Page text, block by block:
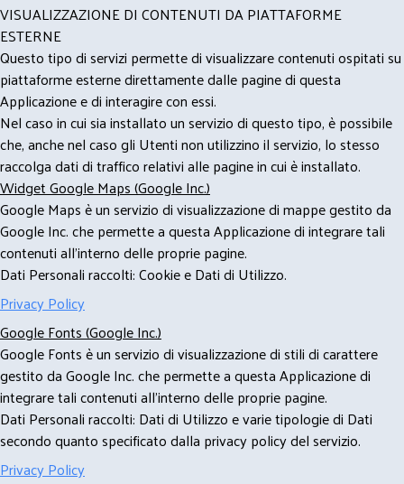
VISUALIZZAZIONE DI CONTENUTI DA PIATTAFORME
ESTERNE
Questo tipo di servizi permette di visualizzare contenuti ospitati su
piattaforme esterne direttamente dalle pagine di questa
Applicazione e di interagire con essi.
Nel caso in cui sia installato un servizio di questo tipo, è possibile
che, anche nel caso gli Utenti non utilizzino il servizio, lo stesso
raccolga dati di traffico relativi alle pagine in cui è installato.
Widget Google Maps (Google Inc.)
Google Maps è un servizio di visualizzazione di mappe gestito da
Google Inc. che permette a questa Applicazione di integrare tali
contenuti all'interno delle proprie pagine.
Dati Personali raccolti: Cookie e Dati di Utilizzo.
Privacy Policy
Google Fonts (Google Inc.)
Google Fonts è un servizio di visualizzazione di stili di carattere
gestito da Google Inc. che permette a questa Applicazione di
integrare tali contenuti all'interno delle proprie pagine.
Dati Personali raccolti: Dati di Utilizzo e varie tipologie di Dati
secondo quanto specificato dalla privacy policy del servizio.
Privacy Policy